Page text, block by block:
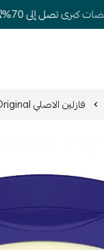
تصل إلى 70%
فازلين الاصلي Vaseline Original كلاسيك أصلي 250 مل